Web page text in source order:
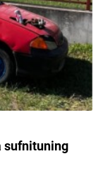
sufnituning